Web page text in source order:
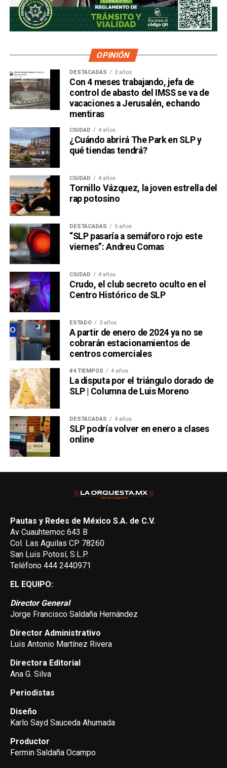
OPINIÓN
DESTACADAS 2 años
Con 4 meses trabajando, jefa de
control de abasto del IMSS se va de
vacaciones a Jerusalén, echando
mentiras
CIUDAD 4 años
¿Cuándo abrirá The Park en SLP y
qué tiendas tendrá?
CIUDAD 4 años
Tornillo Vázquez, la joven estrella del
rap potosino
DESTACADAS 5 años
“SLP pasaría a semáforo rojo este
viernes”: Andreu Comas
CIUDAD 4 años
Crudo, el club secreto oculto en el
Centro Histórico de SLP
ESTADO 3 años
A partir de enero de 2024 ya no se
cobrarán estacionamientos de
centros comerciales
#4 TIEMPOS 4 años
La disputa por el triángulo dorado de
SLP | Columna de Luis Moreno
DESTACADAS 4 años
SLP podría volver en enero a clases
online
Pautas y Redes de México S.A. de C.V.
Av Cuauhtemoc 643 B
Col. Las Aguilas CP 78260
San Luis Potosí, S.L.P.
Teléfono 444 2440971
EL EQUIPO:
Director General
Jorge Francisco Saldaña Hernández
Director Administrativo
Luis Antonio Martínez Rivera
Directora Editorial
Ana G. Silva
Periodistas
Diseño
Karlo Sayd Sauceda Ahumada
Productor
Fermin Saldaña Ocampo